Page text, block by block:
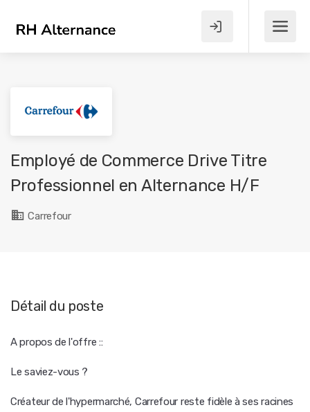
Employé de Commerce Drive Titre
Professionnel en Alternance H/F
Carrefour
Détail du poste
A propos de l'offre ::
Le saviez-vous ?
Créateur de l'hypermarché, Carrefour reste fidèle à ses racines